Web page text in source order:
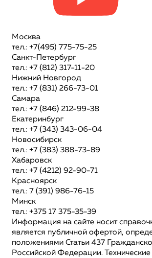
Москва
тел.: +7(495) 775-75-25
Санкт-Петербург
тел.: +7 (812) 317-11-20
Нижний Новгород
тел.: +7 (831) 266-73-01
Самара
тел.: +7 (846) 212-99-38
Екатеринбург
тел.: +7 (343) 343-06-04
Новосибирск
тел.: +7 (383) 388-73-89
Хабаровск
тел.: +7 (4212) 92-90-71
Красноярск
тел.: 7 (391) 986-76-15
Минск
тел.: +375 17 375-35-39
Информация на сайте носит
является публичной офертой,
положениями Статьи 437
Российской Федерации.